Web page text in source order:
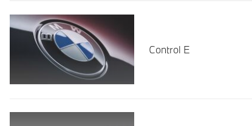
Control E
Läs mer